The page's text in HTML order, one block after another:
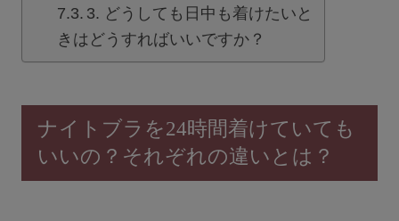
ブラ交換&返品について
サロン卸し問い合わせフォーム
3. どうしても日中も着けたいと
きはどうすればいいですか？
ナイトブラを24時間着けていても
いいの？それぞれの違いとは？